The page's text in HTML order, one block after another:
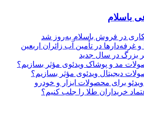
باسلام
در فروش باسلام به‌روز شد
و غرفه‌دارها در تأمین آب زائران اربعین
مد و پوشاک ویدئوی مؤثر بسازیم؟
دیجیتال ویدئوی مؤثر بسازیم؟
برای محصولات ابزار و خودرو
خریداران طلا را جلب کنیم؟